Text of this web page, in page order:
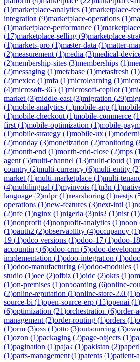
(1)marketplace-analytics (1)marketplace-
integration (9)marketplace-operations (1)
(1)marketplace-performance (1)
(17)marketplace-selling (9)marketplace-
(1)markets-pro (1)master-data (1)matter-
(2)measurement (1)media (3)medical-
(2)membership-sites (3)memberships (1)
(2)messaging (1)metabase (1)metasfresh (1)
(2)mexico (1)mfa (1)microlearning (1)
(4)microsoft-365 (1)microsoft-copilot (1)
market (3)middle-east (3)migration (29)
(1)mobile-analytics (1)mobile-app (1)
(1)mobile-checkout (1)mobile-commerce (
first (1)mobile-optimization (1)mobile-
(1)mobile-strategy (1)mobile-ux (1)
(2)monday (3)monetization (2)monitoring (
(2)month-end (1)month-end-close (2)mps (1
agent (5)multi-channel (13)multi-cloud (1)
country (2)multi-currency (6)multi-entity (2
market (1)multi-marketplace (1)multi-
(4)multilingual (1)myinvois (1)n8n (1)
language (2)ndpr(1)nearshoring (1)nestjs (
operations (1)new-features (3)next-intl (1)
(2)nfe (1)nginx (1)nigeria (3)nis2 (1)nist (1)
(1)nonprofit (4)nonprofit-analytics (1)noon
(1)oauth2 (2)observability (4)occupancy (1)
19 (1)odoo versions (1)odoo-17 (1)odoo-18
accounting (6)odoo-crm (5)odoo-
implementation (1)odoo-integration (1)
(1)odoo-manufacturing (4)odoo-modules (1
studio (1)oee (2)ofbiz (1)oidc (2)okrs (1)
(1)on-premises (1)onboarding (6)online-
(2)online-reputation (1)online-store-2.0 (1)
source-bi (1)open-source-erp (13)openai (1)
(6)optimization (21)orchestration (6)order-
management (2)order-routing (1)orders (1)
(1)orm (3)oss (1)otto (3)outsourcing (3)
(1)ozon (1)packaging (2)page-objects (1)
(1)pagination (1)pajak (1)pakistan (2)
(1)parts-management (1)patents (1)patient-